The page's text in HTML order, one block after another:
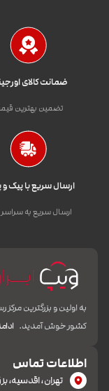
ضمانت کالای
تضمین بهترین
ارسال سریع با پیک
ارسال سریع به سراسر
به اولین و بزرگترین
کشور خوش آمدید.
اطلاعات تماس
تهران، اقدسیه،